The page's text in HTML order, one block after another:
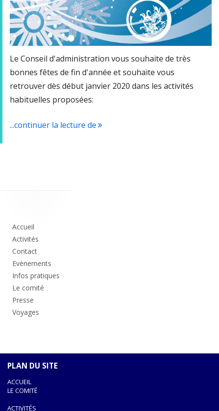
Le Conseil d'administration vous souhaite de très
bonnes fêtes de fin d'année et souhaite vous
retrouver dès début janvier 2020 dans les activités
habituelles proposées:
...continuer la lecture de"Bonne Année 2020…"
principale
Accueil
Activités
Contact
Evènements
Infos pratiques
Le comité
Presse
Voyages
PLAN DU SITE
ACCUEIL
LE COMITÉ
ACTIVITÉS